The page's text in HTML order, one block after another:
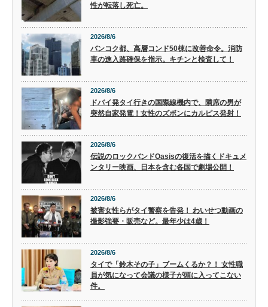
性が転落し死亡。
2026/8/6
バンコク都、高層コンド50棟に改善命令。消防
車の進入路確保を指示。キチンと検査して！
2026/8/6
ドバイ発タイ行きの国際線機内で、隣席の男が
突然自家発電！女性のズボンにカルピス発射！
2026/8/6
伝説のロックバンドOasisの復活を描くドキュメ
ンタリー映画、日本を含む各国で劇場公開！
2026/8/6
被害女性らがタイ警察を告発！ わいせつ動画の
撮影強要・販売など。最年少は4歳！
2026/8/6
タイで「鈴木その子」ブームくるか？！ 女性職
員が気になって会議の様子が頭に入ってこない
件。